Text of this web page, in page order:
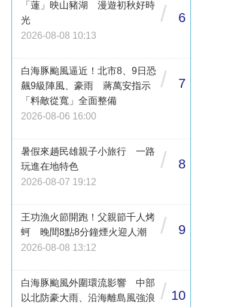
「蓮」映山豬湖 漫遊初秋好時
光
2026-08-08 10:13
/ 6
白海豚颱風逼近！北市8、9日恐
飆9級陣風、豪雨 蔣萬安指示
「料敵從寬」全面整備
2026-08-06 16:00
/ 7
暑假來趟民雄親子小旅行 一路
玩進在地特色
2026-08-07 19:12
/ 8
王功漁火節開跑！父親節千人烤
蚵 晚間8點8分鐘煙火迎人潮
2026-08-08 13:12
/ 9
白海豚颱風外圍環流影響 中部
以北防豪大雨、沿海離島風強浪
/ 10